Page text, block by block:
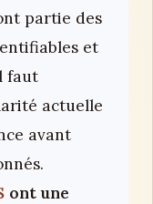
partie des
et
faut
actuelle
avant
ont une